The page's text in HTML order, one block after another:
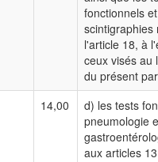
fonctionnels
scintigraphies
l'article 18, à
ceux visés au
du présent
14,00
d) les tests
pneumologie
aux articles